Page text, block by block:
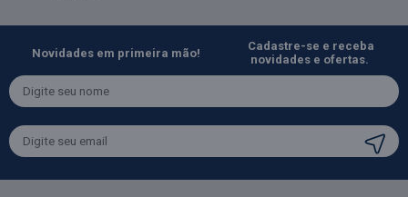
Novidades em primeira mão!
Cadastre-se e receba
novidades e ofertas.